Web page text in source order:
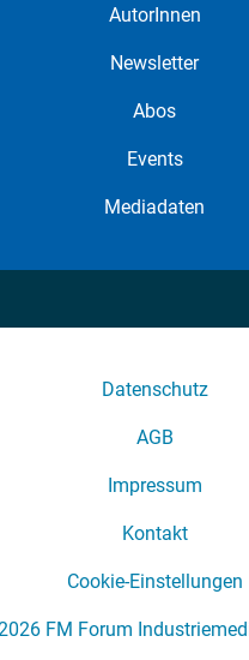
AutorInnen
Newsletter
Abos
Events
Mediadaten
Datenschutz
AGB
Impressum
Kontakt
Cookie-Einstellungen
FM Forum